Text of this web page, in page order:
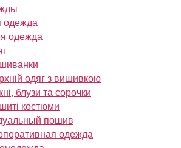
одежда
одежда
одяг з вишивкою
блузи та сорочки
костюми
пошив
одежда